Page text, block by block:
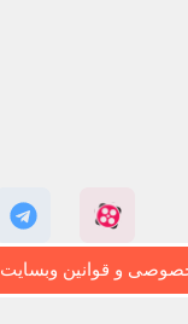
و قوانین وبسایت